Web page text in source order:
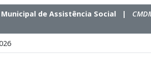
Municipal de Assistência Social |